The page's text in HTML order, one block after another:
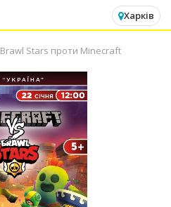
Харків
Brawl Stars проти Minecraft